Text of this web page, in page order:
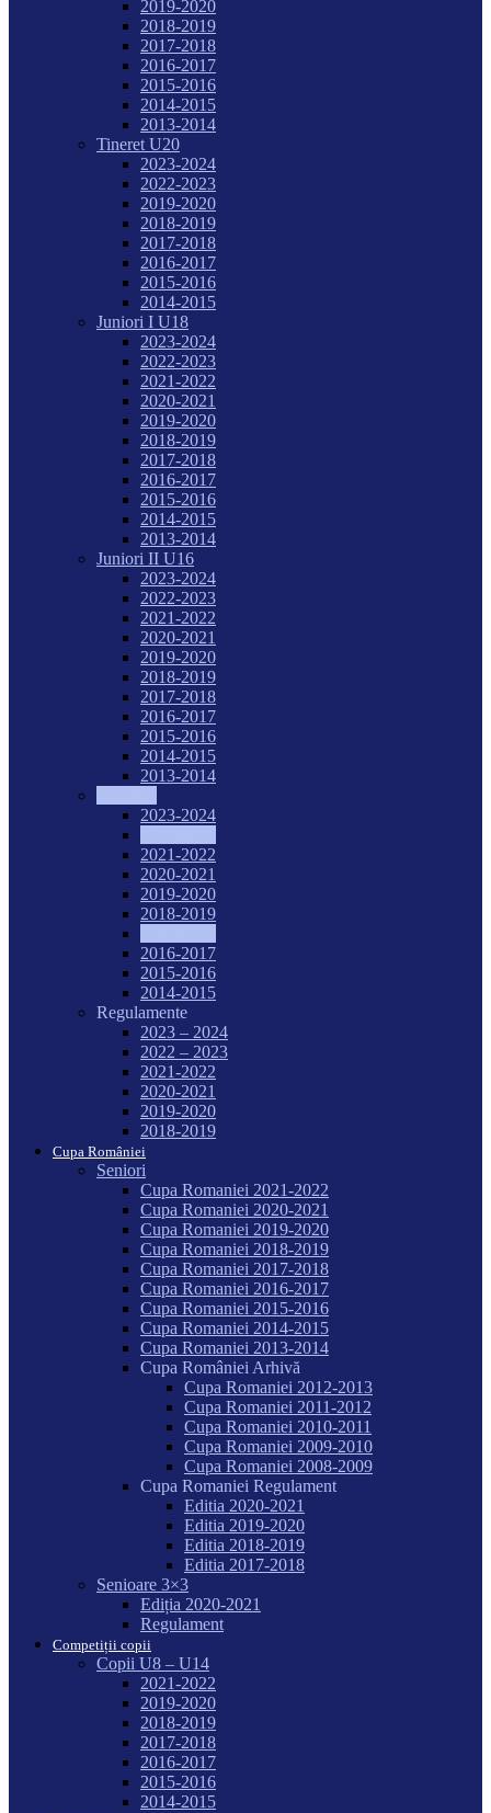
2019-2020
2018-2019
2017-2018
2016-2017
2015-2016
2014-2015
2013-2014
Tineret U20
2023-2024
2022-2023
2019-2020
2018-2019
2017-2018
2016-2017
2015-2016
2014-2015
Juniori I U18
2023-2024
2022-2023
2021-2022
2020-2021
2019-2020
2018-2019
2017-2018
2016-2017
2015-2016
2014-2015
2013-2014
Juniori II U16
2023-2024
2022-2023
2021-2022
2020-2021
2019-2020
2018-2019
2017-2018
2016-2017
2015-2016
2014-2015
2013-2014
2023-2024
2021-2022
2020-2021
2019-2020
2018-2019
2016-2017
2015-2016
2014-2015
Regulamente
2023 – 2024
2022 – 2023
2021-2022
2020-2021
2019-2020
2018-2019
Cupa României
Seniori
Cupa Romaniei 2021-2022
Cupa Romaniei 2020-2021
Cupa Romaniei 2019-2020
Cupa Romaniei 2018-2019
Cupa Romaniei 2017-2018
Cupa Romaniei 2016-2017
Cupa Romaniei 2015-2016
Cupa Romaniei 2014-2015
Cupa Romaniei 2013-2014
Cupa României Arhivă
Cupa Romaniei 2012-2013
Cupa Romaniei 2011-2012
Cupa Romaniei 2010-2011
Cupa Romaniei 2009-2010
Cupa Romaniei 2008-2009
Cupa Romaniei Regulament
Editia 2020-2021
Editia 2019-2020
Editia 2018-2019
Editia 2017-2018
Senioare 3×3
Ediția 2020-2021
Regulament
Competiții copii
Copii U8 – U14
2021-2022
2019-2020
2018-2019
2017-2018
2016-2017
2015-2016
2014-2015